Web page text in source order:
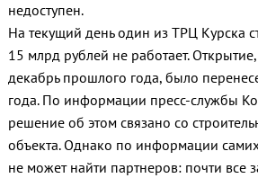
недоступен.
На текущий день один из ТРЦ Курска
15 млрд рублей не работает.
декабрь прошлого года, было
года. По информации пресс-службы
решение об этом связано со
объекта. Однако по информации
не может найти партнеров: почти все